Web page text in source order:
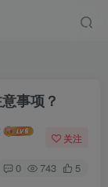
事项？
关注
0 743 5